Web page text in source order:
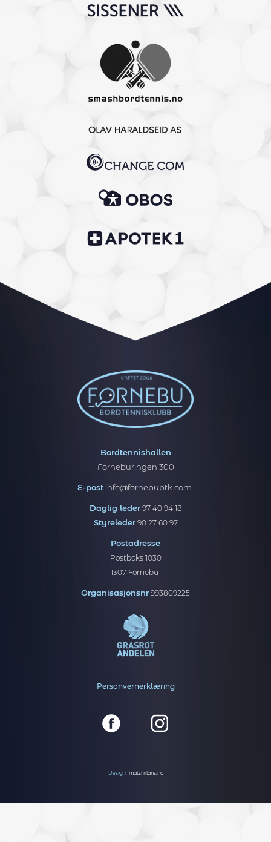
Bordtennishallen
Forneburingen 300
E-post info@fornebubtk.com
Daglig leder97 40 94 18
Styreleder90 27 60 97
Postadresse
Postboks 1030
1307 Fornebu
Organisasjonsnr 993809225
Personvernerklæring
Design: matsfrilans.no